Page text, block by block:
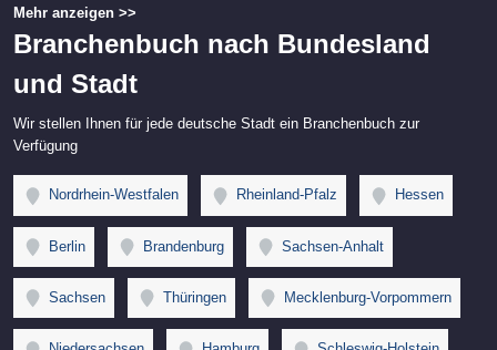
Mehr anzeigen >>
Branchenbuch nach Bundesland
und Stadt
Wir stellen Ihnen für jede deutsche Stadt ein Branchenbuch zur
Verfügung
Nordrhein-Westfalen Rheinland-Pfalz Hessen
Berlin Brandenburg Sachsen-Anhalt
Sachsen Thüringen Mecklenburg-Vorpommern